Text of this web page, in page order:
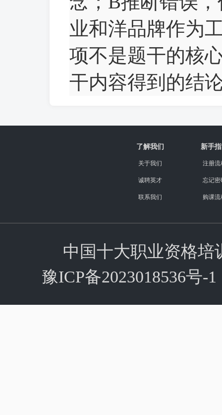
业和洋品牌作为
项不是题干的核
干内容得到的结
了解我们
关于我们
诚聘英才
联系我们
新手
注册流
忘记密
购课流
中国十大职业资格
豫ICP备2023018536